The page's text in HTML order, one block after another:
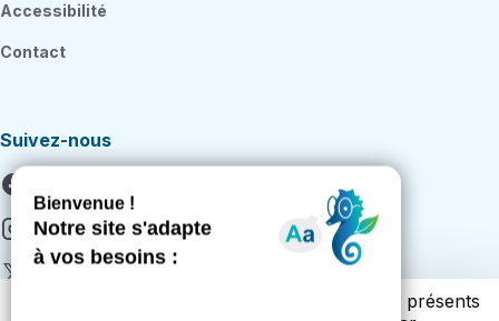
Accessibilité
Contact
Suivez-nous
Instagram
Vous trouverez ci-dessous la liste des cookies présents